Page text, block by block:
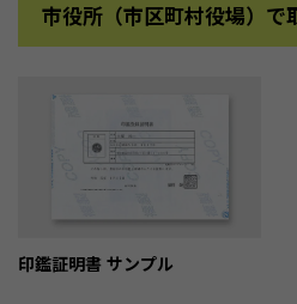
市役所（市区町村役場）で
印鑑証明書 サンプル